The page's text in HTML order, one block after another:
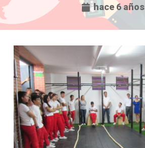
hace 6 años